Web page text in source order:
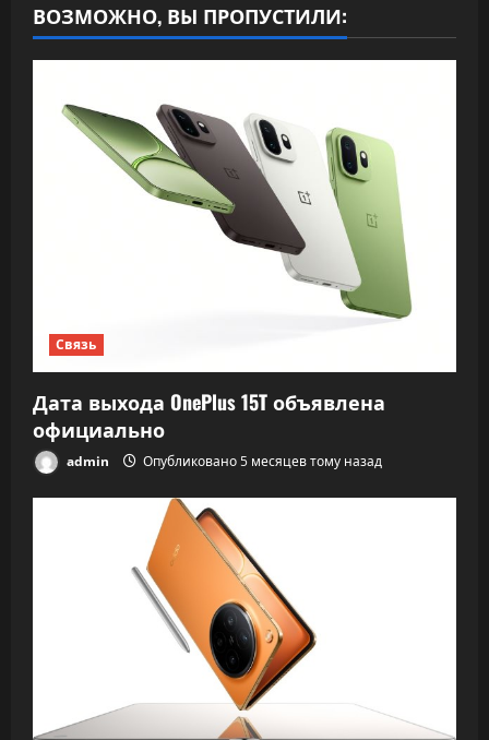
ВОЗМОЖНО, ВЫ ПРОПУСТИЛИ:
Связь
Дата выхода OnePlus 15T объявлена
официально
admin Опубликовано 5 месяцев тому назад